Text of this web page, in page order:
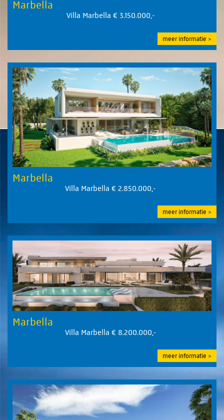
Marbella
Villa Marbella € 3.150.000,-
meer informatie
Marbella
Villa Marbella € 2.850.000,-
meer informatie
Marbella
Villa Marbella € 8.200.000,-
meer informatie